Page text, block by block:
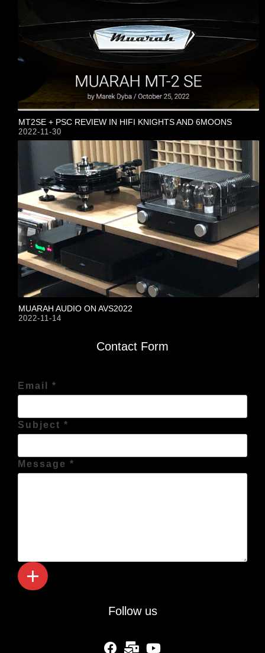
MT2SE + PSC REVIEW IN HIFI KNIGHTS AND 6MOONS
2022-11-30
MUARAH AUDIO ON AVS2022
2022-11-14
Contact Form
Email *
Subject *
Message *
Follow us
fab fa-facebook
fas fa-mail-bulk